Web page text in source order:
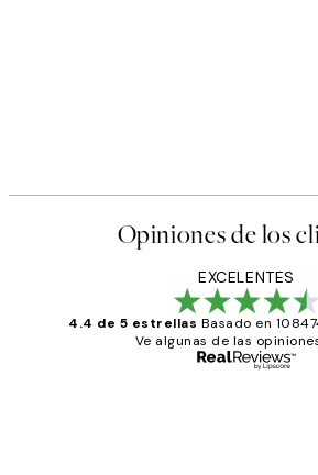
Opiniones de los
EXCELENTES
4.4 de 5 estrellas Basado en
Ve algunas de las